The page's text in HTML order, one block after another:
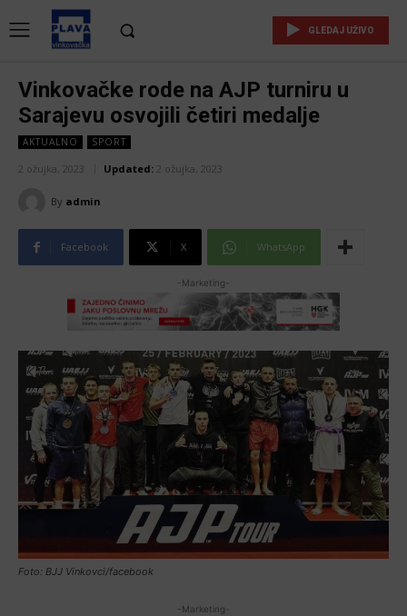
GLEDAJ UŽIVO
Vinkovačke rode na AJP turniru u
Sarajevu osvojili četiri medalje
AKTUALNO SPORT
2 ožujka, 2023 Updated: 2 ožujka, 2023
By admin
Facebook X WhatsApp
-Marketing-
Foto: BJJ Vinkovci/facebook
-Marketing-